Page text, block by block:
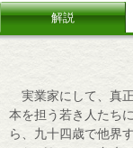
解説
実業家にして、真
本を担う若き人たち
ら、九十四歳で他界